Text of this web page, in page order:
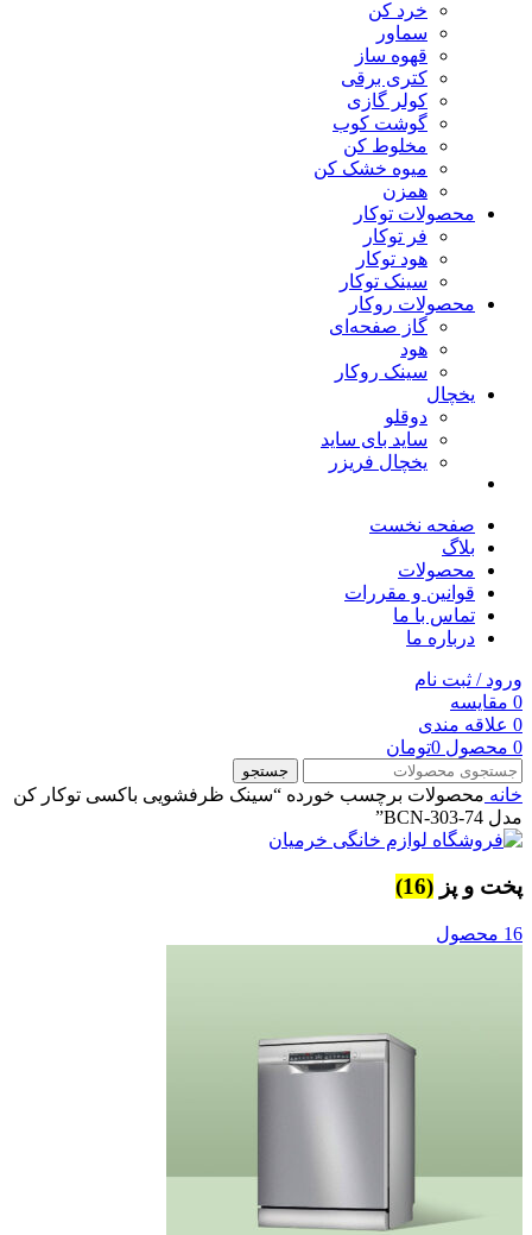
خرد کن
سماور
قهوه ساز
کتری برقی
کولر گازی
گوشت کوب
مخلوط کن
میوه خشک کن
همزن
محصولات توکار
فر توکار
هود توکار
سینک توکار
محصولات روکار
گاز صفحه‌ای
هود
سینک روکار
یخچال
دوقلو
ساید بای ساید
یخچال فریزر
صفحه نخست
بلاگ
محصولات
قوانین و مقررات
تماس با ما
درباره ما
ورود / ثبت نام
0 مقایسه
0 علاقه مندی
0 محصول 0تومان
جستجو
خانه محصولات برچسب خورده “سینک ظرفشویی باکسی توکار کن
مدل BCN-303-74”
پخت و پز (16)
16 محصول